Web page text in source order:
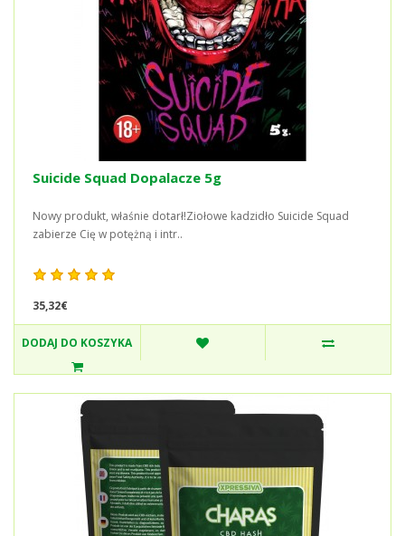
Suicide Squad Dopalacze 5g
Nowy produkt, właśnie dotarł!Ziołowe kadzidło Suicide Squad
zabierze Cię w potężną i intr..
35,32€
DODAJ DO KOSZYKA